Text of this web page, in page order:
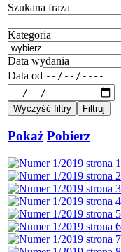
Szukana fraza
Kategoria
Data wydania
Data od
Pokaż Pobierz